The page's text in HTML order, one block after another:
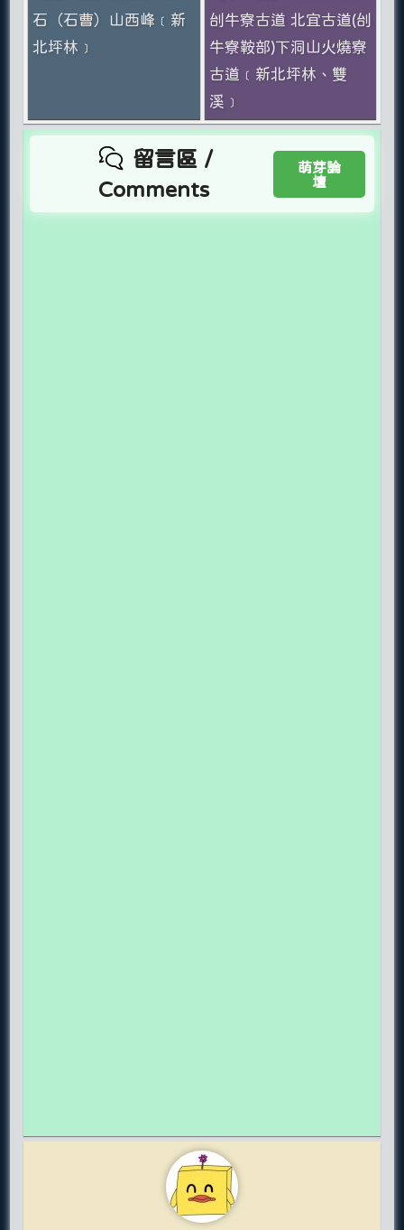
石（石曹）山西峰﹝新
北坪林﹞
刣牛寮古道 北宜古道(刣
牛寮鞍部)下洞山火燒寮
古道﹝新北坪林、雙
溪﹞
留言區 /
Comments
萌芽論
壇